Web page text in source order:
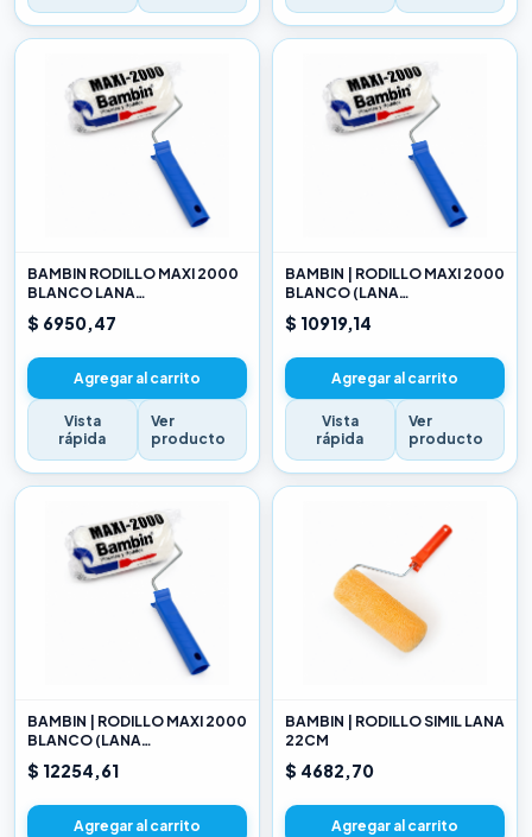
BAMBIN RODILLO MAXI 2000
BLANCO LANA
SELECCIONADA 10 CM
$ 6950,47
Agregar al carrito
Vista
rápida
Ver
producto
BAMBIN | RODILLO MAXI 2000
BLANCO (LANA
SELECCIONADA) 17CM
$ 10919,14
Agregar al carrito
Vista
rápida
Ver
producto
BAMBIN | RODILLO MAXI 2000
BLANCO (LANA
SELECCIONADA) 22CM
$ 12254,61
Agregar al carrito
BAMBIN | RODILLO SIMIL LANA
22CM
$ 4682,70
Agregar al carrito